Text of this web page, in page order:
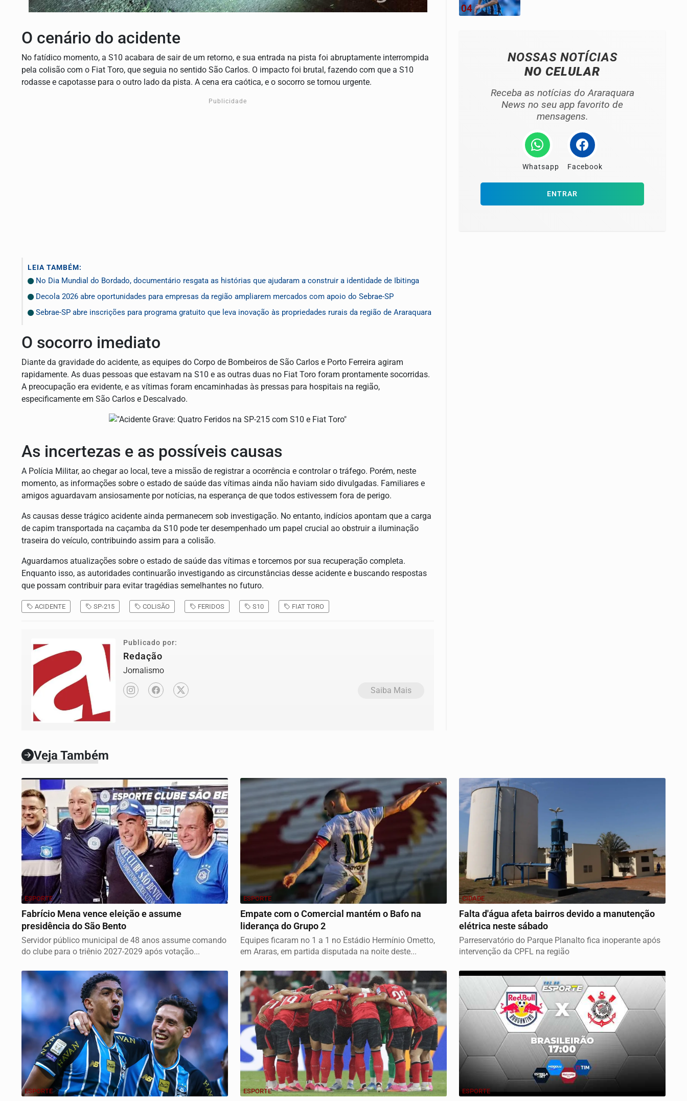
O cenário do acidente
No fatídico momento, a S10 acabara de sair de um retorno, e sua entrada na pista foi abruptamente interrompida
pela colisão com o Fiat Toro, que seguia no sentido São Carlos. O impacto foi brutal, fazendo com que a S10
rodasse e capotasse para o outro lado da pista. A cena era caótica, e o socorro se tornou urgente.
Publicidade
LEIA TAMBÉM:
No Dia Mundial do Bordado, documentário resgata as histórias que ajudaram a construir a identidade de Ibitinga
Decola 2026 abre oportunidades para empresas da região ampliarem mercados com apoio do Sebrae-SP
Sebrae-SP abre inscrições para programa gratuito que leva inovação às propriedades rurais da região de Araraquara
O socorro imediato
Diante da gravidade do acidente, as equipes do Corpo de Bombeiros de São Carlos e Porto Ferreira agiram
rapidamente. As duas pessoas que estavam na S10 e as outras duas no Fiat Toro foram prontamente socorridas.
A preocupação era evidente, e as vítimas foram encaminhadas às pressas para hospitais na região,
especificamente em São Carlos e Descalvado.
As incertezas e as possíveis causas
A Polícia Militar, ao chegar ao local, teve a missão de registrar a ocorrência e controlar o tráfego. Porém, neste
momento, as informações sobre o estado de saúde das vítimas ainda não haviam sido divulgadas. Familiares e
amigos aguardavam ansiosamente por notícias, na esperança de que todos estivessem fora de perigo.
As causas desse trágico acidente ainda permanecem sob investigação. No entanto, indícios apontam que a carga
de capim transportada na caçamba da S10 pode ter desempenhado um papel crucial ao obstruir a iluminação
traseira do veículo, contribuindo assim para a colisão.
Aguardamos atualizações sobre o estado de saúde das vítimas e torcemos por sua recuperação completa.
Enquanto isso, as autoridades continuarão investigando as circunstâncias desse acidente e buscando respostas
que possam contribuir para evitar tragédias semelhantes no futuro.
ACIDENTE SP-215 COLISÃO FERIDOS S10 FIAT TORO
Publicado por:
Redação
Jornalismo
Saiba Mais
04
NOSSAS NOTÍCIAS
NO CELULAR
Receba as notícias do Araraquara
News no seu app favorito de
mensagens.
Whatsapp Facebook
ENTRAR
Veja Também
ESPORTE
Fabrício Mena vence eleição e assume
presidência do São Bento
Servidor público municipal de 48 anos assume comando
do clube para o triênio 2027-2029 após votação...
ESPORTE
Empate com o Comercial mantém o Bafo na
liderança do Grupo 2
Equipes ficaram no 1 a 1 no Estádio Hermínio Ometto,
em Araras, em partida disputada na noite deste...
CIDADE
Falta d'água afeta bairros devido a manutenção
elétrica neste sábado
Parreservatório do Parque Planalto fica inoperante após
intervenção da CPFL na região
ESPORTE ESPORTE ESPORTE